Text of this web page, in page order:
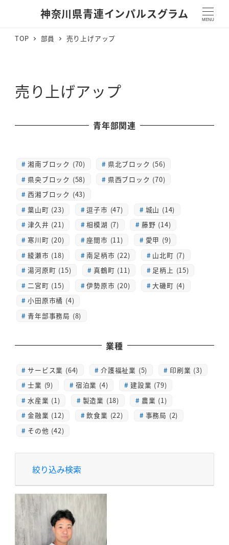
神奈川県青連インパルスグラム MENU
TOP 部員 売り上げアップ
売り上げアップ
青年部関連
湘南ブロック (70)
県北ブロック (56)
県央ブロック (58)
県西ブロック (70)
西湘ブロック (43)
葉山町 (23)
逗子市 (47)
城山 (14)
津久井 (21)
相模湖 (7)
藤野 (14)
寒川町 (20)
座間市 (11)
愛甲 (9)
綾瀬市 (18)
南足柄市 (22)
山北町 (7)
湯河原町 (15)
真鶴町 (11)
足柄上 (15)
二宮町 (15)
伊勢原市 (20)
大磯町 (4)
小田原市橘 (4)
青年部事務局 (8)
業種
サービス業 (64) 介護福祉業 (5)
印刷業 (3)
士業 (9)
宿泊業 (4)
建設業 (79)
水産業 (1)
製造業 (18)
農業 (1)
金融業 (12)
飲食業 (22)
事務局 (2)
その他 (42)
絞り込み検索